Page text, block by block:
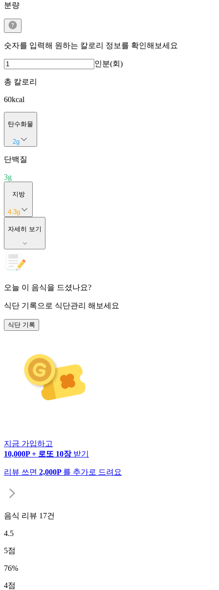
분량
숫자를 입력해 원하는 칼로리 정보를 확인해보세요
인분(회)
총 칼로리
60kcal
탄수화물
2g
단백질
3g
지방
4.3g
자세히 보기
오늘 이 음식을 드셨나요?
식단 기록으로 식단관리 해보세요
식단 기록
지금 가입하고
10,000P + 로또 10장 받기
리뷰 쓰면 2,000P 를 추가로 드려요
음식 리뷰 17건
4.5
5점
76%
4점